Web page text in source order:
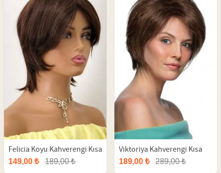
Felicia Koyu Kahverengi Kısa
Fiber Sentetik Peruk
149,00 ₺ 189,00 ₺
Viktoriya Kahverengi Kısa
Fiber Sentetik Peruk
189,00 ₺ 289,00 ₺